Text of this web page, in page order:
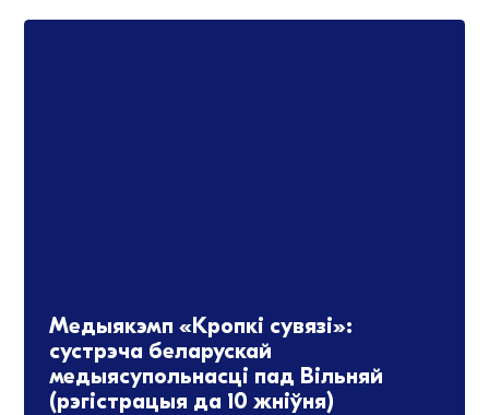
Медыякэмп «Кропкі сувязі»:
сустрэча беларускай
медыясупольнасці пад Вільняй
(рэгістрацыя да 10 жніўня)